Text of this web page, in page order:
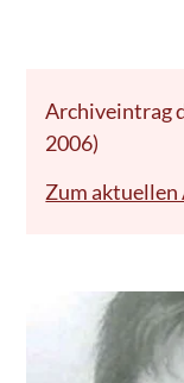
Archiveintrag
2006)
Zum